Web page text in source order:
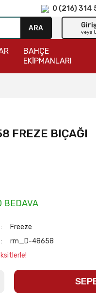
0 (216) 314
ARA veya
BAHÇE
EKİPMANLARI
FREZE BIÇAĞI
BEDAVA
Freeze
rm_D-48658